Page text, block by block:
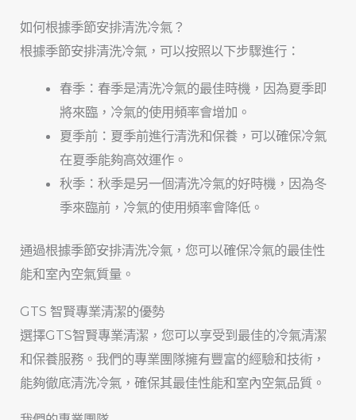
如何根據季節安排清洗冷氣？
根據季節安排清洗冷氣，可以按照以下步驟進行：
春季：春季是清洗冷氣的最佳時機，因為夏季即
將來臨，冷氣的使用頻率會增加。
夏季前：夏季前進行清洗和保養，可以確保冷氣
在夏季能夠高效運作。
秋季：秋季是另一個清洗冷氣的好時機，因為冬
季來臨前，冷氣的使用頻率會降低。
通過根據季節安排清洗冷氣，您可以確保冷氣的最佳性
能和室內空氣質量。
GTS 智賢專業清潔的優勢
選擇GTS智賢專業清潔，您可以享受到最佳的冷氣清潔
和保養服務。我們的專業團隊擁有豐富的經驗和技術，
能夠徹底清洗冷氣，確保其最佳性能和室內空氣品質。